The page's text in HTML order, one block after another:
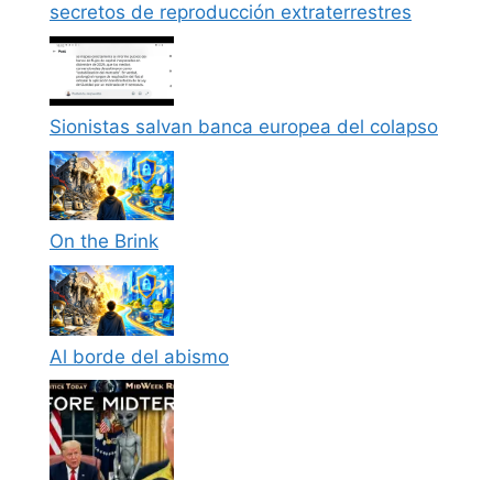
secretos de reproducción extraterrestres
Sionistas salvan banca europea del colapso
On the Brink
Al borde del abismo